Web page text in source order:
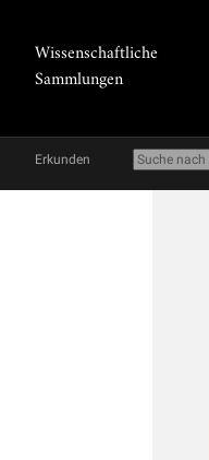
Wissenschaftliche
Sammlungen
Erkunden